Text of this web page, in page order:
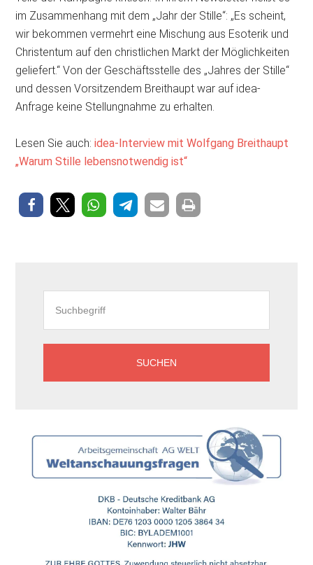
im Zusammenhang mit dem „Jahr der Stille“: „Es scheint,
wir bekommen vermehrt eine Mischung aus Esoterik und
Christentum auf den christlichen Markt der Möglichkeiten
geliefert.“ Von der Geschäftsstelle des „Jahres der Stille“
und dessen Vorsitzendem Breithaupt war auf idea-
Anfrage keine Stellungnahme zu erhalten.
Lesen Sie auch:idea-Interview mit Wolfgang Breithaupt
„Warum Stille lebensnotwendig ist“